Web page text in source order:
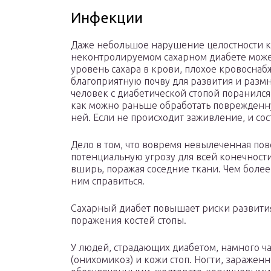
Инфекции
Даже небольшое нарушение целостности
неконтролируемом сахарном диабете
уровень сахара в крови, плохое
благоприятную почву для развития и
человек с диабетической стопой
как можно раньше обработать
ней. Если не происходит заживление, и
Дело в том, что вовремя невылеченная
потенциальную угрозу для всей
вширь, поражая соседние ткани. Чем
ним справиться.
Сахарный диабет повышает риски
поражения костей стопы.
У людей, страдающих диабетом, намного
(онихомикоз) и кожи стоп. Ногти,